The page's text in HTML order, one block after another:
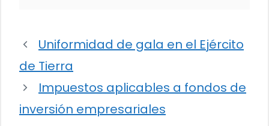
Uniformidad de gala en el Ejército
de Tierra
Impuestos aplicables a fondos de
inversión empresariales